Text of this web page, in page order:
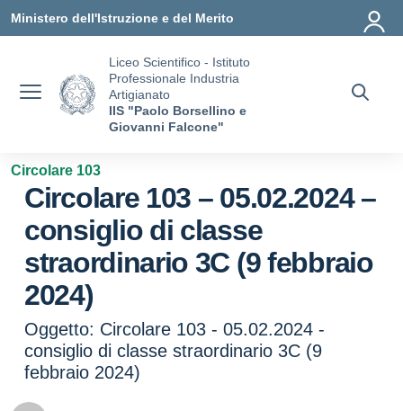
Ministero dell'Istruzione e del Merito
Liceo Scientifico - Istituto
Professionale Industria
Artigianato
IIS "Paolo Borsellino e
Giovanni Falcone"
Circolare 103
Circolare 103 – 05.02.2024 –
consiglio di classe
straordinario 3C (9 febbraio
2024)
Oggetto: Circolare 103 - 05.02.2024 -
consiglio di classe straordinario 3C (9
febbraio 2024)